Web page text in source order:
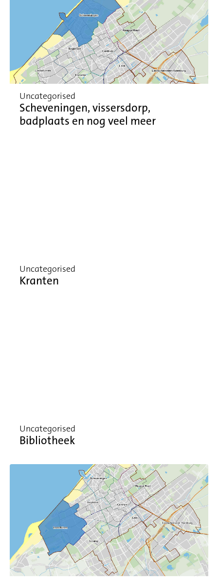
Uncategorised
Scheveningen, vissersdorp,
badplaats en nog veel meer
Uncategorised
Kranten
Uncategorised
Bibliotheek